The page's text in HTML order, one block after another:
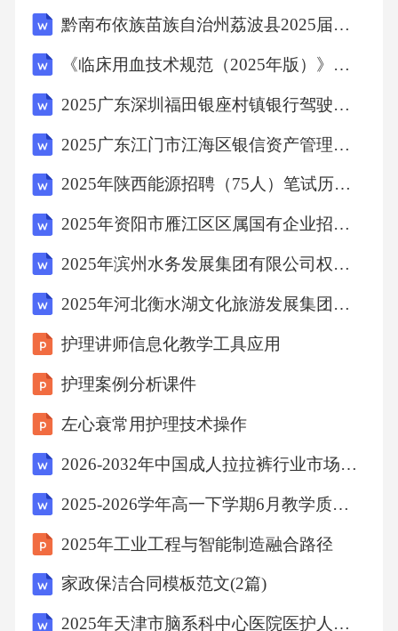
虑、恐惧等多种负面情绪状态。负面情绪诱因
分析患者负面情绪主要源于对疾病复发的担
忧、治疗方案的疑虑、生育能力的焦虑及对家
庭社会支持的渴望。2.3患者的行为需求分析
生活生育类需求
涵盖生活方式调整，如戒烟、改善营养，以及
自我监测与沟通需求
与医护人员进行有效交流的需求。异位妊娠健
康教育路径的构建043.1健康教育路径的设计原
则
教育路径核心框架基于患者需求评估，设计涵
盖"评估-干预-评价"三阶段的健康教育路径。个
别化与科学性原则根据患者年龄、文化程度、
黔南布依族苗族自治州荔波县2025届数学四年级下学期期中联考试题（含解析）
《临床用血技术规范（2025年版）》考核试题
2025广东深圳福田银座村镇银行驾驶岗社会招聘笔试历年典型考题及考点剖析附带答案详解
2025广东江门市江海区银信资产管理有限公司招聘5人笔试历年常考点试题专练附带答案详解
2025年陕西能源招聘（75人）笔试历年典型考点题库附带答案详解
2025年资阳市雁江区区属国有企业招聘（8人）笔试历年典型考点题库附带答案详解
2025年滨州水务发展集团有限公司权属公司公开招聘国有企业工作人员（13人）笔试历年典型考点题库附带答案详解
2025年河北衡水湖文化旅游发展集团有限公司岗位招聘15人笔试历年典型考点题库附带答案详解
护理讲师信息化教学工具应用
护理案例分析课件
左心衰常用护理技术操作
2026-2032年中国成人拉拉裤行业市场全景分析及产业需求研判报告
2025-2026学年高一下学期6月教学质量监控数学试题+答案
2025年工业工程与智能制造融合路径
家政保洁合同模板范文(2篇)
2025年天津市脑系科中心医院医护人员招聘考试试题附答案详解